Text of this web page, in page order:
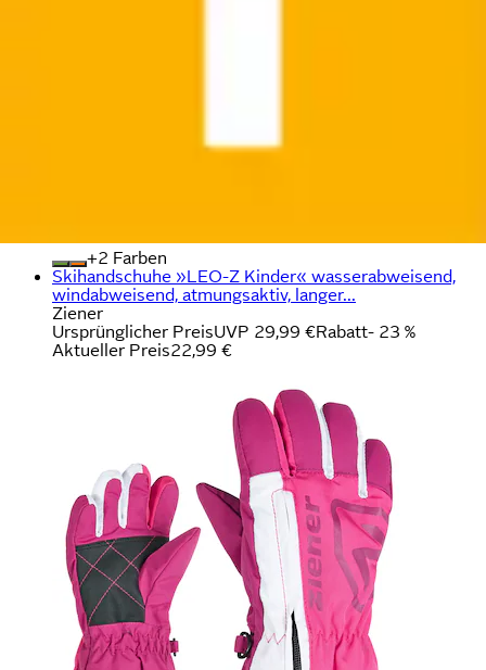
+
Farben
Skihandschuhe »LEO-Z Kinder« wasserabweisend,
windabweisend, atmungsaktiv, langer...
Ziener
Ursprünglicher PreisUVP 29,99 €Rabatt- 23 %
Aktueller Preis22,99 €